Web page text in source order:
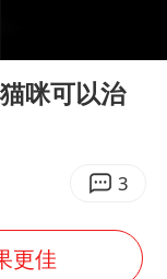
商场现钱学森巨幅海报 负责人回应
量发展
咪可以治
3
更佳